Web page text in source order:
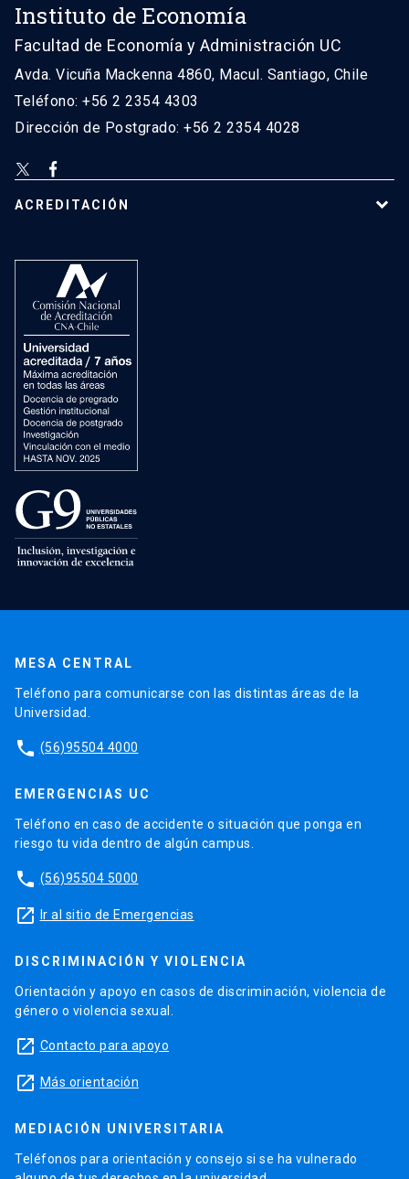
Instituto de Economía
Facultad de Economía y Administración UC
Avda. Vicuña Mackenna 4860, Macul. Santiago, Chile
Teléfono: +56 2 2354 4303
Dirección de Postgrado: +56 2 2354 4028
ACREDITACIÓN
MESA CENTRAL
Teléfono para comunicarse con las distintas áreas de la
Universidad.
phone (56)95504 4000
EMERGENCIAS UC
Teléfono en caso de accidente o situación que ponga en
riesgo tu vida dentro de algún campus.
phone (56)95504 5000
launch Ir al sitio de Emergencias
DISCRIMINACIÓN Y VIOLENCIA
Orientación y apoyo en casos de discriminación, violencia de
género o violencia sexual.
launch Contacto para apoyo
launch Más orientación
MEDIACIÓN UNIVERSITARIA
Teléfonos para orientación y consejo si se ha vulnerado